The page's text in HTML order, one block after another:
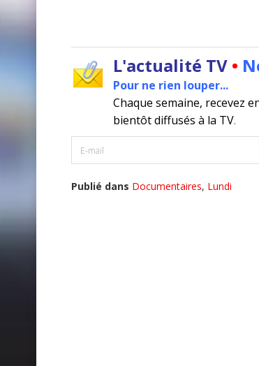
L'actualité TV •
Pour ne rien louper...
Chaque semaine, recevez
bientôt diffusés à la TV.
Publié dans Documentaires, Lundi